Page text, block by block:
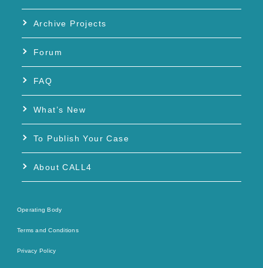
Archive Projects
Forum
FAQ
What’s New
To Publish Your Case
About CALL4
Operating Body
Terms and Conditions
Privacy Policy